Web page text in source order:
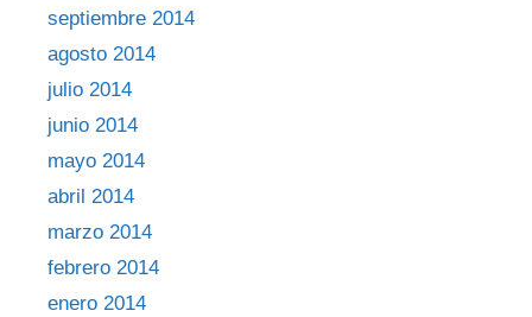
septiembre 2014
agosto 2014
julio 2014
junio 2014
mayo 2014
abril 2014
marzo 2014
febrero 2014
enero 2014